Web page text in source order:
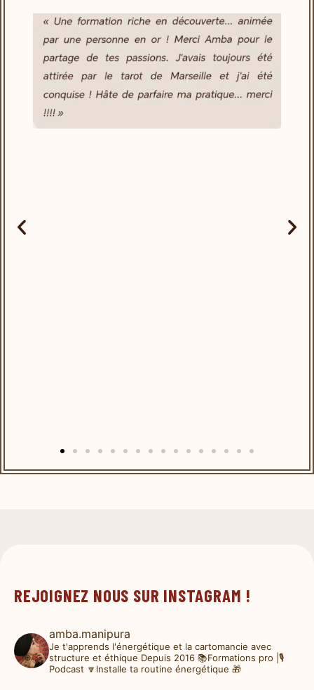
REJOIGNEZ NOUS SUR INSTAGRAM !
amba.manipura
Je t'apprends l'énergétique et la cartomancie avec
structure et éthique Depuis 2016 📚Formations pro |🎙️
Podcast 🔽Installe ta routine énergétique 🎁